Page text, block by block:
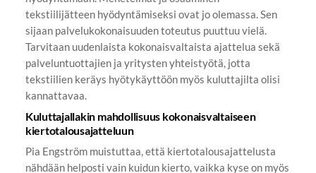
tekstiilijätteen hyödyntämiseksi ovat jo olemassa. Sen
sijaan palvelukokonaisuuden toteutus puuttuu vielä.
Tarvitaan uudenlaista kokonaisvaltaista ajattelua sekä
palveluntuottajien ja yritysten yhteistyötä, jotta
tekstiilien keräys hyötykäyttöön myös kuluttajilta olisi
kannattavaa.
Kuluttajallakin mahdollisuus kokonaisvaltaiseen
kiertotalousajatteluun
Pia Engström muistuttaa, että kiertotalousajattelusta
nähdään helposti vain kuidun kierto, vaikka kyse on myös